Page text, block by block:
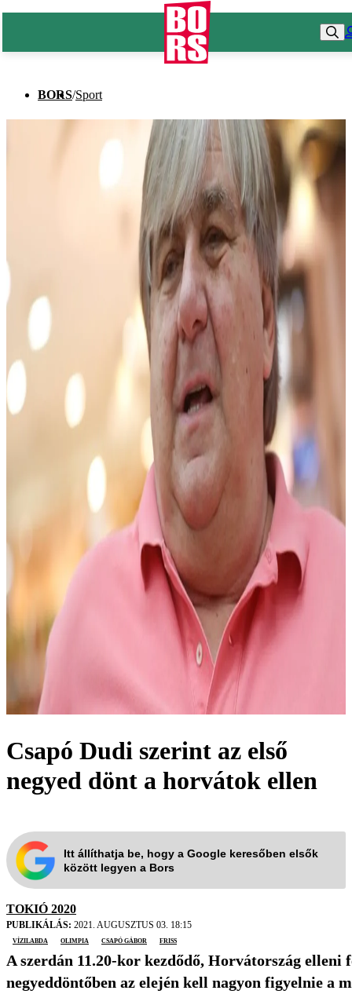
BORS/Sport
Csapó Dudi szerint az első
negyed dönt a horvátok ellen
Itt állíthatja be, hogy a Google keresőben elsők
között legyen a Bors
TOKIÓ 2020
PUBLIKÁLÁS: 2021. AUGUSZTUS 03. 18:15
vízilabda
olimpia Csapó Gábor friss
A szerdán 11.20-kor kezdődő, Horvátország
negyeddöntőben az elején kell nagyon figyelnie a